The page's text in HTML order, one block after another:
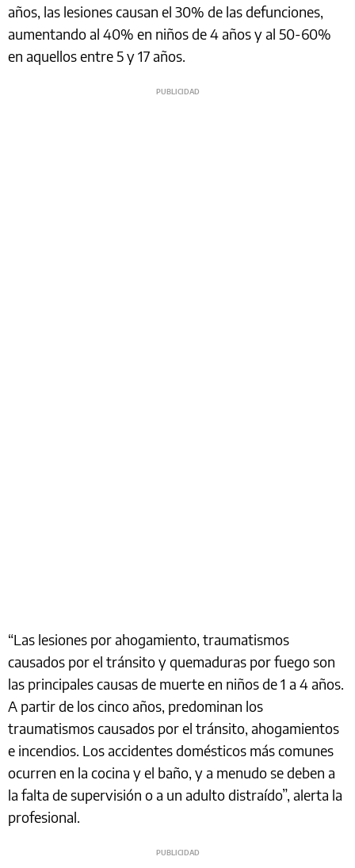
años, las lesiones causan el 30% de las defunciones,
aumentando al 40% en niños de 4 años y al 50-60%
en aquellos entre 5 y 17 años.
“Las lesiones por ahogamiento, traumatismos
causados por el tránsito y quemaduras por fuego son
las principales causas de muerte en niños de 1 a 4 años.
A partir de los cinco años, predominan los
traumatismos causados por el tránsito, ahogamientos
e incendios. Los accidentes domésticos más comunes
ocurren en la cocina y el baño, y a menudo se deben a
la falta de supervisión o a un adulto distraído”, alerta la
profesional.